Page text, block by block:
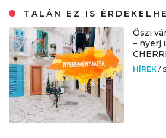
TALÁN EZ IS
Őszi
– nyerj
HÍREK /